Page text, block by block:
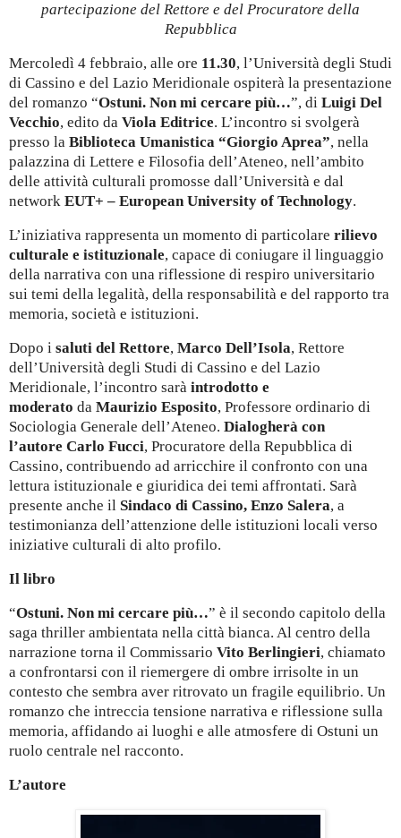
partecipazione del Rettore e del Procuratore della
Repubblica
Mercoledì 4 febbraio, alle ore 11.30, l’Università degli Studi
di Cassino e del Lazio Meridionale ospiterà la presentazione
del romanzo “Ostuni. Non mi cercare più…”, di Luigi Del
Vecchio, edito da Viola Editrice. L’incontro si svolgerà
presso la Biblioteca Umanistica “Giorgio Aprea”, nella
palazzina di Lettere e Filosofia dell’Ateneo, nell’ambito
delle attività culturali promosse dall’Università e dal
network EUT+ – European University of Technology.
L’iniziativa rappresenta un momento di particolare rilievo
culturale e istituzionale, capace di coniugare il linguaggio
della narrativa con una riflessione di respiro universitario
sui temi della legalità, della responsabilità e del rapporto tra
memoria, società e istituzioni.
Dopo i saluti del Rettore, Marco Dell’Isola, Rettore
dell’Università degli Studi di Cassino e del Lazio
Meridionale, l’incontro sarà introdotto e
moderato da Maurizio Esposito, Professore ordinario di
Sociologia Generale dell’Ateneo. Dialogherà con
l’autore Carlo Fucci, Procuratore della Repubblica di
Cassino, contribuendo ad arricchire il confronto con una
lettura istituzionale e giuridica dei temi affrontati. Sarà
presente anche il Sindaco di Cassino, Enzo Salera, a
testimonianza dell’attenzione delle istituzioni locali verso
iniziative culturali di alto profilo.
Il libro
“Ostuni. Non mi cercare più…” è il secondo capitolo della
saga thriller ambientata nella città bianca. Al centro della
narrazione torna il Commissario Vito Berlingieri, chiamato
a confrontarsi con il riemergere di ombre irrisolte in un
contesto che sembra aver ritrovato un fragile equilibrio. Un
romanzo che intreccia tensione narrativa e riflessione sulla
memoria, affidando ai luoghi e alle atmosfere di Ostuni un
ruolo centrale nel racconto.
L’autore